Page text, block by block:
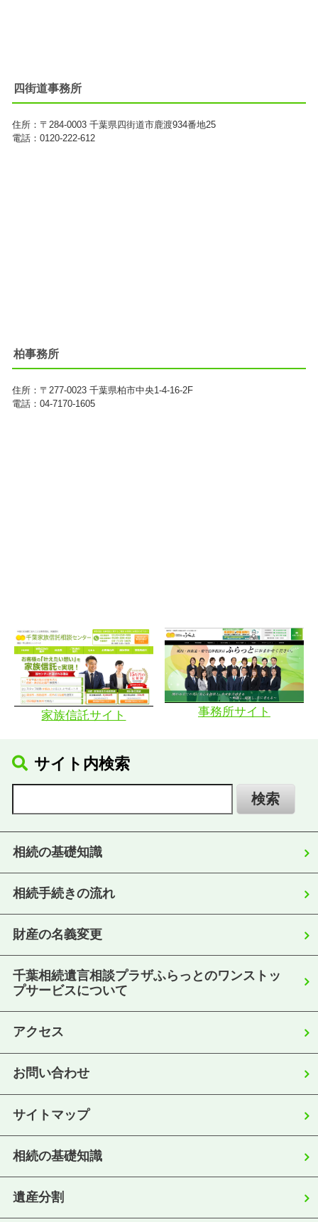
四街道事務所
住所： 〒284-0003 千葉県四街道市鹿渡934番地25
電話：0120-222-612
柏事務所
住所： 〒277-0023 千葉県柏市中央1-4-16-2F
電話：04-7170-1605
家族信託サイト 事務所サイト
サイト内検索
相続の基礎知識
相続手続きの流れ
財産の名義変更
千葉相続遺言相談プラザふらっとのワンストッ
プサービスについて
アクセス
お問い合わせ
サイトマップ
相続の基礎知識
遺産分割